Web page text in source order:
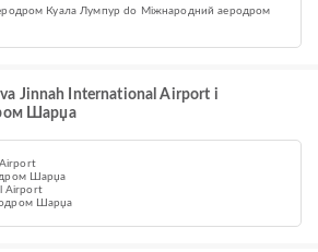
Куала Лумпур do Міжнародний аеродром
Jinnah International Airport i
Шарџа
Шарџа
Airport
Шарџа